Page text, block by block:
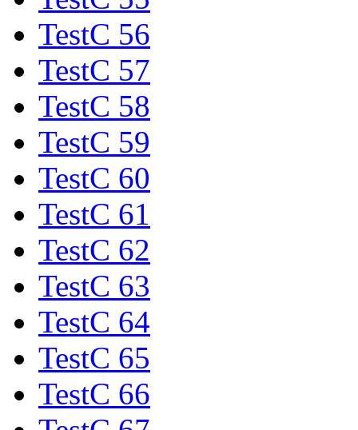
TestC 56
TestC 57
TestC 58
TestC 59
TestC 60
TestC 61
TestC 62
TestC 63
TestC 64
TestC 65
TestC 66